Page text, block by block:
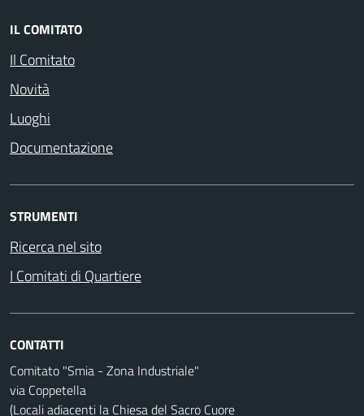
IL COMITATO
Il Comitato
Novità
Luoghi
Documentazione
STRUMENTI
Ricerca nel sito
I Comitati di Quartiere
CONTATTI
Comitato "Smia - Zona Industriale"
via Coppetella
(Locali adiacenti la Chiesa del Sacro Cuore